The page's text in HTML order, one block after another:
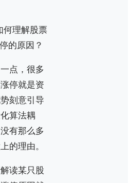
点，很多
停就是资
刻意引导
算法耦
有那么多
的理由。
读某只股